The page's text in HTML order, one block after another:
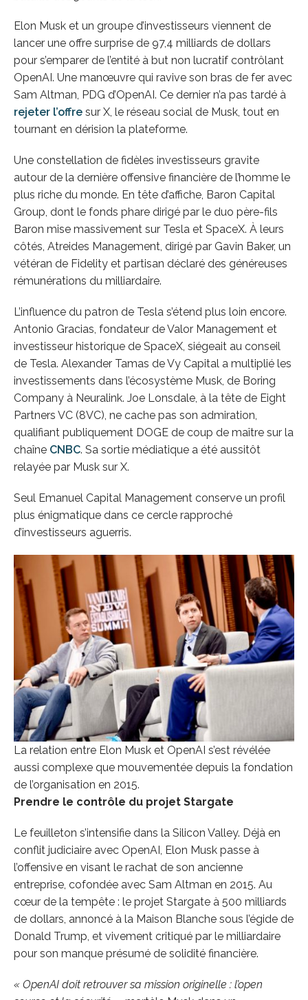
Elon Musk et un groupe d’investisseurs viennent de
lancer une offre surprise de 97,4 milliards de dollars
pour s’emparer de l’entité à but non lucratif contrôlant
OpenAI. Une manœuvre qui ravive son bras de fer avec
Sam Altman, PDG d’OpenAI. Ce dernier n’a pas tardé à
rejeter l’offre sur X, le réseau social de Musk, tout en
tournant en dérision la plateforme.
Une constellation de fidèles investisseurs gravite
autour de la dernière offensive financière de l’homme le
plus riche du monde. En tête d’affiche, Baron Capital
Group, dont le fonds phare dirigé par le duo père-fils
Baron mise massivement sur Tesla et SpaceX. À leurs
côtés, Atreides Management, dirigé par Gavin Baker, un
vétéran de Fidelity et partisan déclaré des généreuses
rémunérations du milliardaire.
L’influence du patron de Tesla s’étend plus loin encore.
Antonio Gracias, fondateur de Valor Management et
investisseur historique de SpaceX, siégeait au conseil
de Tesla. Alexander Tamas de Vy Capital a multiplié les
investissements dans l’écosystème Musk, de Boring
Company à Neuralink. Joe Lonsdale, à la tête de Eight
Partners VC (8VC), ne cache pas son admiration,
qualifiant publiquement DOGE de coup de maître sur la
chaîne CNBC. Sa sortie médiatique a été aussitôt
relayée par Musk sur X.
Seul Emanuel Capital Management conserve un profil
plus énigmatique dans ce cercle rapproché
d’investisseurs aguerris.
La relation entre Elon Musk et OpenAI s’est révélée
aussi complexe que mouvementée depuis la fondation
de l’organisation en 2015.
Prendre le contrôle du projet Stargate
Le feuilleton s’intensifie dans la Silicon Valley. Déjà en
conflit judiciaire avec OpenAI, Elon Musk passe à
l’offensive en visant le rachat de son ancienne
entreprise, cofondée avec Sam Altman en 2015. Au
cœur de la tempête : le projet Stargate à 500 milliards
de dollars, annoncé à la Maison Blanche sous l’égide de
Donald Trump, et vivement critiqué par le milliardaire
pour son manque présumé de solidité financière.
« OpenAI doit retrouver sa mission originelle : l’open